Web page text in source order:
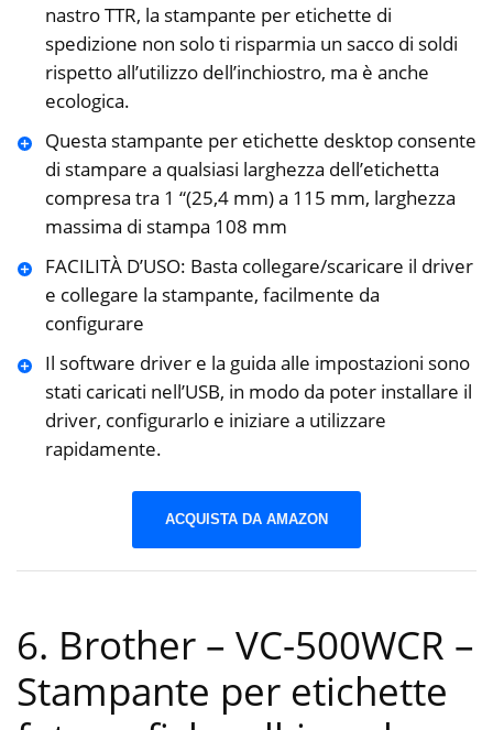
nastro TTR, la stampante per etichette di
spedizione non solo ti risparmia un sacco di soldi
rispetto all’utilizzo dell’inchiostro, ma è anche
ecologica.
Questa stampante per etichette desktop consente
di stampare a qualsiasi larghezza dell’etichetta
compresa tra 1 “(25,4 mm) a 115 mm, larghezza
massima di stampa 108 mm
FACILITÀ D’USO: Basta collegare/scaricare il driver
e collegare la stampante, facilmente da
configurare
Il software driver e la guida alle impostazioni sono
stati caricati nell’USB, in modo da poter installare il
driver, configurarlo e iniziare a utilizzare
rapidamente.
ACQUISTA DA AMAZON
6. Brother – VC-500WCR –
Stampante per etichette